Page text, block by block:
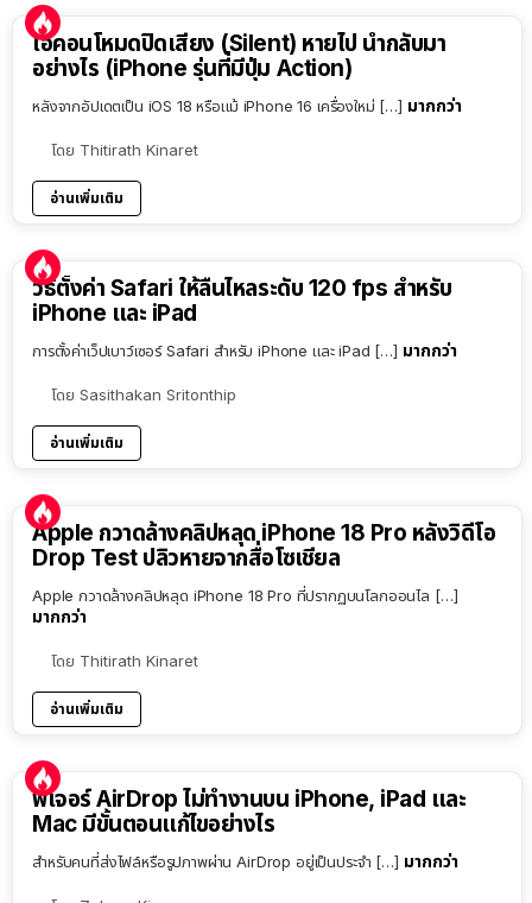
ไอคอนโหมดปิดเสียง (Silent) หายไป นำกลับมา
อย่างไร (iPhone รุ่นที่มีปุ่ม Action)
หลังจากอัปเดตเป็น iOS 18 หรือแม้ iPhone 16 เครื่องใหม่ […] มากกว่า
โดย Thitirath Kinaret
อ่านเพิ่มเติม
วิธีตั้งค่า Safari ให้ลื่นไหลระดับ 120 fps สำหรับ
iPhone และ iPad
การตั้งค่าเว็ปเบาว์เซอร์ Safari สำหรับ iPhone และ iPad […] มากกว่า
โดย Sasithakan Sritonthip
อ่านเพิ่มเติม
Apple กวาดล้างคลิปหลุด iPhone 18 Pro หลังวิดีโอ
Drop Test ปลิวหายจากสื่อโซเชียล
Apple กวาดล้างคลิปหลุด iPhone 18 Pro ที่ปรากฏบนโลกออนไล […]
มากกว่า
โดย Thitirath Kinaret
อ่านเพิ่มเติม
ฟีเจอร์ AirDrop ไม่ทำงานบน iPhone, iPad และ
Mac มีขั้นตอนแก้ไขอย่างไร
สำหรับคนที่ส่งไฟล์หรือรูปภาพผ่าน AirDrop อยู่เป็นประจำ […] มากกว่า